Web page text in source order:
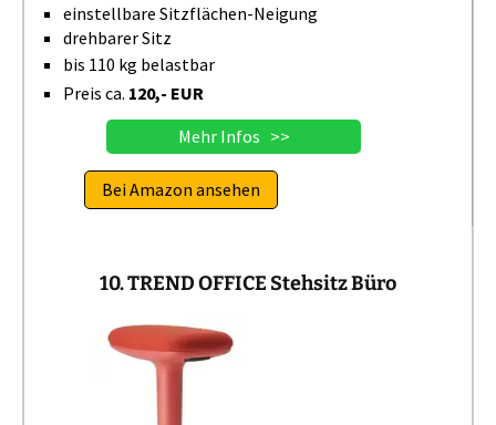
einstellbare Sitzflächen-Neigung
drehbarer Sitz
bis 110 kg belastbar
Preis ca. 120,- EUR
Mehr Infos >>
Bei Amazon ansehen
10. TREND OFFICE Stehsitz Büro